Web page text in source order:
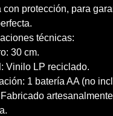
con protección, para
técnicas:
30 cm.
Vinilo LP reciclado.
1 batería AA (no